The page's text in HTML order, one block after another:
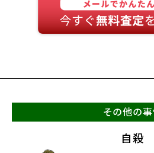
その他の
自殺